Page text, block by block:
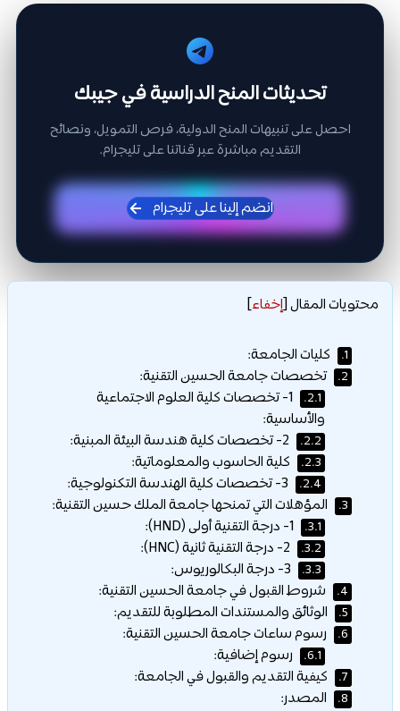
تحديثات المنح الدراسية في جيبك
احصل على تنبيهات المنح الدولية، فرص التمويل، ونصائح
التقديم مباشرة عبر قناتنا على تليجرام.
انضم إلينا على تليجرام
محتويات المقال[إخفاء]
1. كليات الجامعة:
2. تخصصات جامعة الحسين التقنية:
2.1.
1- تخصصات كلية العلوم الاجتماعية
والأساسية:
2.2.
2.3. كلية الحاسوب والمعلوماتية:
2.4.
3. المؤهلات التي تمنحها جامعة الملك حسين التقنية:
3.1.
3.2.
3.3.
4. شروط القبول في جامعة الحسين التقنية:
5. الوثائق والمستندات المطلوبة للتقديم:
6. رسوم ساعات جامعة الحسين التقنية:
6.1. رسوم إضافية:
7. كيفية التقديم والقبول في الجامعة:
8. المصدر: